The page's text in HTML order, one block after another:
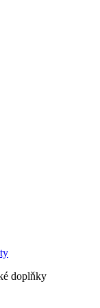
doplňky